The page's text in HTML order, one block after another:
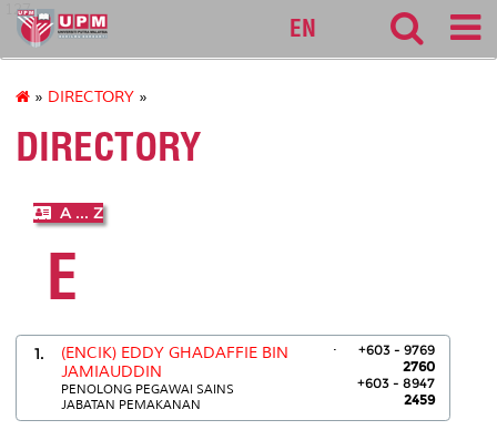
127
EN
» DIRECTORY »
DIRECTORY
A ... Z
E
1.
(ENCIK) EDDY GHADAFFIE BIN
JAMIAUDDIN
PENOLONG PEGAWAI SAINS
JABATAN PEMAKANAN
.
+603 - 9769
2760
+603 - 8947
2459